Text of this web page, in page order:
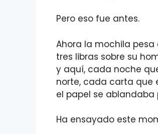
Pero eso fue antes.
Ahora la mochila
tres libras sobre su
y aquí, cada noche
norte, cada carta que
el papel se
Ha ensayado este